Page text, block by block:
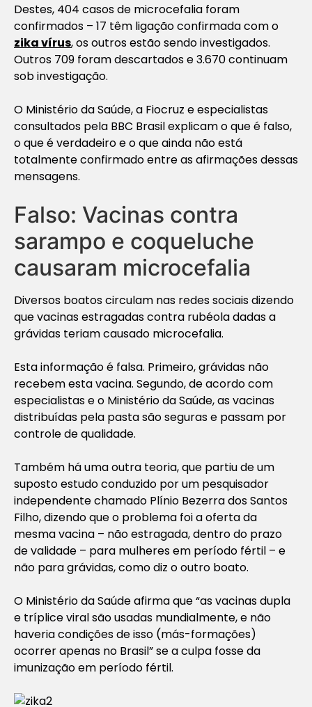
Destes, 404 casos de microcefalia foram
confirmados – 17 têm ligação confirmada com o
zika vírus, os outros estão sendo investigados.
Outros 709 foram descartados e 3.670 continuam
sob investigação.
O Ministério da Saúde, a Fiocruz e especialistas
consultados pela BBC Brasil explicam o que é falso,
o que é verdadeiro e o que ainda não está
totalmente confirmado entre as afirmações dessas
mensagens.
Falso: Vacinas contra
sarampo e coqueluche
causaram microcefalia
Diversos boatos circulam nas redes sociais dizendo
que vacinas estragadas contra rubéola dadas a
grávidas teriam causado microcefalia.
Esta informação é falsa. Primeiro, grávidas não
recebem esta vacina. Segundo, de acordo com
especialistas e o Ministério da Saúde, as vacinas
distribuídas pela pasta são seguras e passam por
controle de qualidade.
Também há uma outra teoria, que partiu de um
suposto estudo conduzido por um pesquisador
independente chamado Plínio Bezerra dos Santos
Filho, dizendo que o problema foi a oferta da
mesma vacina – não estragada, dentro do prazo
de validade – para mulheres em período fértil – e
não para grávidas, como diz o outro boato.
O Ministério da Saúde afirma que “as vacinas dupla
e tríplice viral são usadas mundialmente, e não
haveria condições de isso (más-formações)
ocorrer apenas no Brasil” se a culpa fosse da
imunização em período fértil.